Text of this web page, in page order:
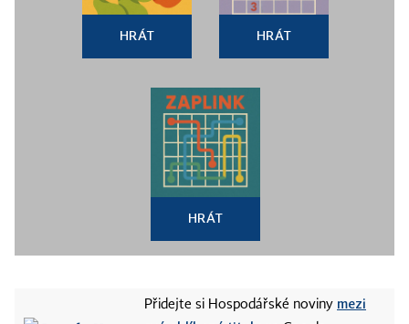
HRÁT HRÁT
HRÁT
Přidejte si Hospodářské noviny mezi